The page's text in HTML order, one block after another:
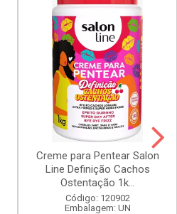
Creme para Pentear Salon
Line Definição Cachos
Ostentação 1k...
Código: 120902
Embalagem: UN